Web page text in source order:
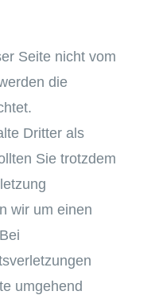
Seite nicht vom
die
Dritter als
Sie trotzdem
wir um einen
umgehend